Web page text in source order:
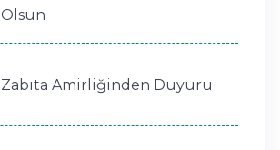
Olsun
Zabıta Amirliğinden Duyuru